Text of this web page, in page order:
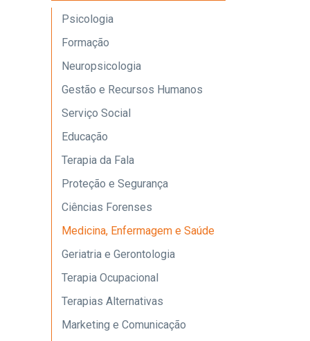
Psicologia
Formação
Neuropsicologia
Gestão e Recursos Humanos
Serviço Social
Educação
Terapia da Fala
Proteção e Segurança
Ciências Forenses
Medicina, Enfermagem e Saúde
Geriatria e Gerontologia
Terapia Ocupacional
Terapias Alternativas
Marketing e Comunicação